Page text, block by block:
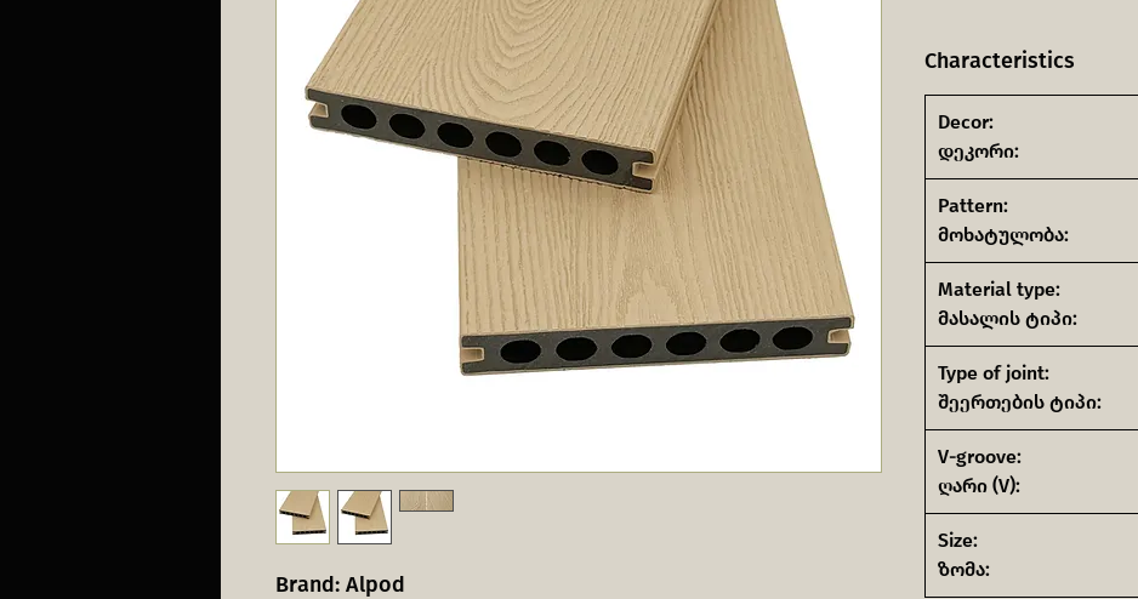
Brand: Alpod
Characteristics
Decor:
დეკორი:
Pattern:
მოხატულობა:
Material type:
მასალის ტიპი:
Type of joint:
შეერთების ტიპი:
V-groove:
ღარი (V):
Size:
ზომა: